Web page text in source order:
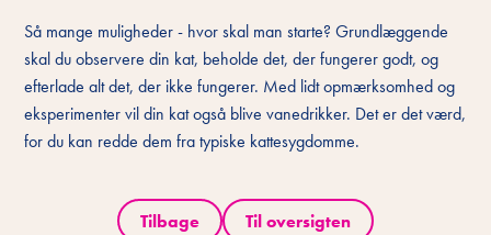
Så mange muligheder - hvor skal man starte? Grundlæggende
skal du observere din kat, beholde det, der fungerer godt, og
efterlade alt det, der ikke fungerer. Med lidt opmærksomhed og
eksperimenter vil din kat også blive vanedrikker. Det er det værd,
for du kan redde dem fra typiske kattesygdomme.
Tilbage Til oversigten